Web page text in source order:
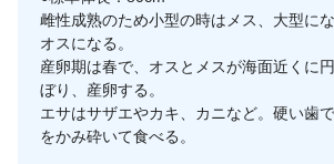
雌性成熟のため小型の時はメス、大型に
オスになる。
産卵期は春で、オスとメスが海面近くに
ぼり、産卵する。
エサはサザエやカキ、カニなど。硬い歯
をかみ砕いて食べる。